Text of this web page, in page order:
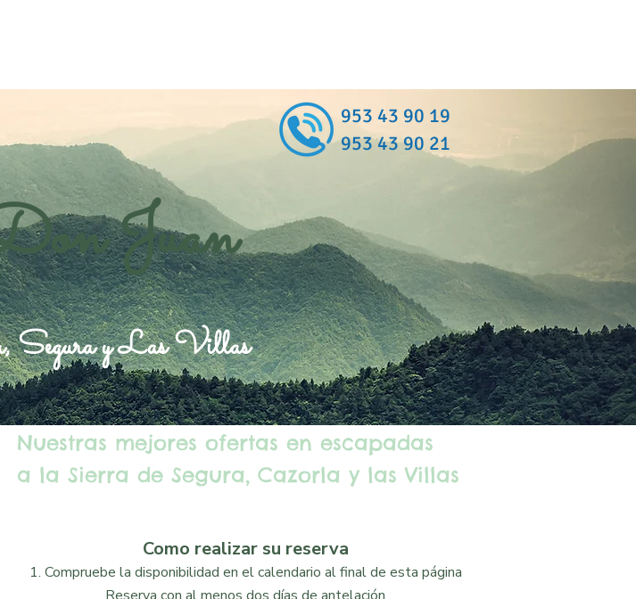
Nuestras mejores ofertas en escapadas
a la Sierra de Segura, Cazorla y las Villas
Como realizar su reserva
1. Compruebe la disponibilidad en el calendario al final de esta página
953 43 90 19
953 43 90 21
Juan
Segura y Las Villas